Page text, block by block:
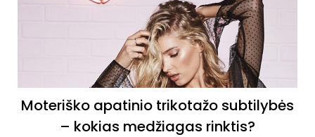
Moteriško apatinio trikotažo subtilybės
– kokias medžiagas rinktis?